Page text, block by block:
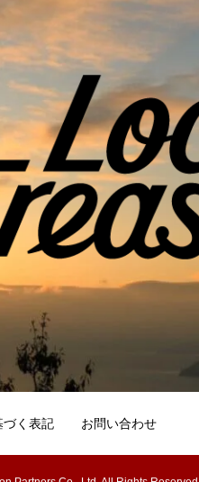
岡山の桃狩り体験！
ァーム完全ガイド｜ラ
方法
たどり着く、渓谷の秘
※小さい子は要注意！
づく表記 お問い合わせ